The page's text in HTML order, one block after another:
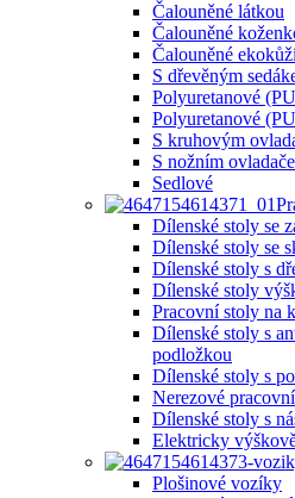
Čalouněné látkou
Čalouněné
Čalouněné
S dřevěným
Polyuretanové
Polyuretanové
S kruhovým
S nožním
Sedlové
Dílenské stoly se
Dílenské stoly se
Dílenské stoly s
Dílenské stoly
Pracovní stoly na
Dílenské stoly s
podložkou
Dílenské stoly s
Nerezové
Dílenské stoly s
Elektricky
Plošinové vozíky